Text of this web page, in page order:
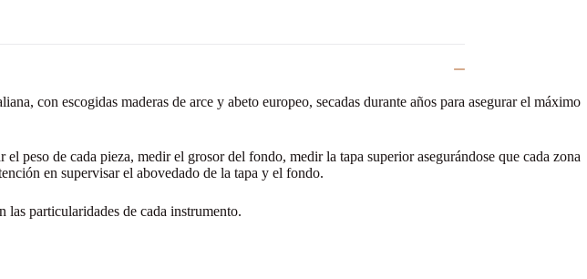
con escogidas maderas de arce y abeto europeo, secadas durante años para asegurar el máximo
peso de cada pieza, medir el grosor del fondo, medir la tapa superior asegurándose que cada zona
en supervisar el abovedado de la tapa y el fondo.
las particularidades de cada instrumento.